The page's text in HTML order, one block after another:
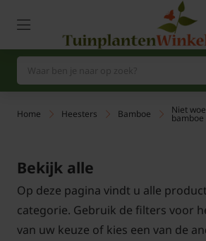
Home Heesters Bamboe Niet
bamboe
Bekijk alle
Op deze pagina vindt u alle
categorie. Gebruik de filters voor
van uw keuze of kies een van de